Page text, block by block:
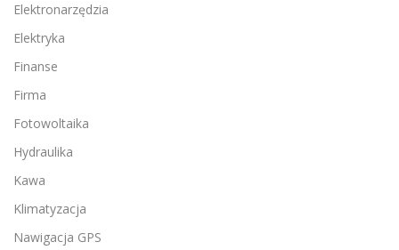
Elektronarzędzia
Elektryka
Finanse
Firma
Fotowoltaika
Hydraulika
Kawa
Klimatyzacja
Nawigacja GPS